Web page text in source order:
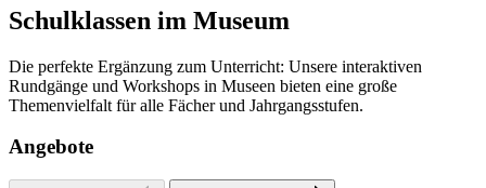
Schulklassen im Museum
Die perfekte Ergänzung zum Unterricht: Unsere interaktiven
Rundgänge und Workshops in Museen bieten eine große
Themenvielfalt für alle Fächer und Jahrgangsstufen.
Angebote